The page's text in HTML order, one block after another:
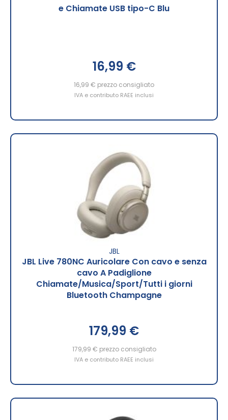
e Chiamate USB tipo-C Blu
16,99 €
16,99 € prezzo consigliato
IVA e contributo RAEE inclusi
JBL
JBL Live 780NC Auricolare Con cavo e senza
cavo A Padiglione
Chiamate/Musica/Sport/Tutti i giorni
Bluetooth Champagne
179,99 €
179,99 € prezzo consigliato
IVA e contributo RAEE inclusi